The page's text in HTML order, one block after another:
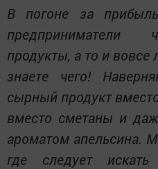
В погоне за
предприниматели
продукты, а то и вовсе
знаете чего!
сырный продукт
вместо сметаны и
ароматом апельсина.
где следует